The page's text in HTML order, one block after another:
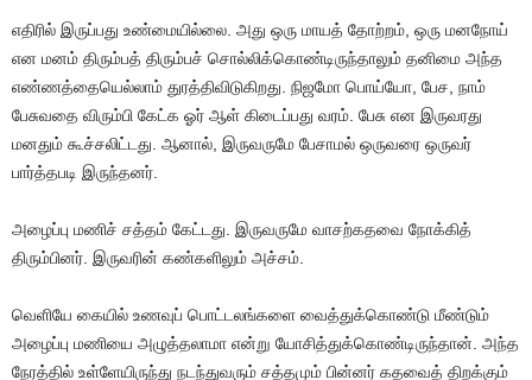
எதிரில் இருப்பது உண்மையில்லை. அது ஒரு மாயத் தோற்றம், ஒரு மனநோய்
என மனம் திரும்பத் திரும்பச் சொல்லிக்கொண்டிருந்தாலும் தனிமை அந்த
எண்ணத்தையெல்லாம் துரத்திவிடுகிறது. நிஜமோ பொய்யோ, பேச, நாம்
பேசுவதை விரும்பி கேட்க ஓர் ஆள் கிடைப்பது வரம். பேசு என இருவரது
மனதும் கூச்சலிட்டது. ஆனால், இருவருமே பேசாமல் ஒருவரை ஒருவர்
பார்த்தபடி இருந்தனர்.
அழைப்பு மணிச் சத்தம் கேட்டது. இருவருமே வாசற்கதவை நோக்கித்
திரும்பினர். இருவரின் கண்களிலும் அச்சம்.
வெளியே கையில் உணவுப் பொட்டலங்களை வைத்துக்கொண்டு மீண்டும்
அழைப்பு மணியை அழுத்தலாமா என்று யோசித்துக்கொண்டிருந்தான். அந்த
நேரத்தில் உள்ளேயிருந்து நடந்துவரும் சத்தமும் பின்னர் கதவைத் திறக்கும்